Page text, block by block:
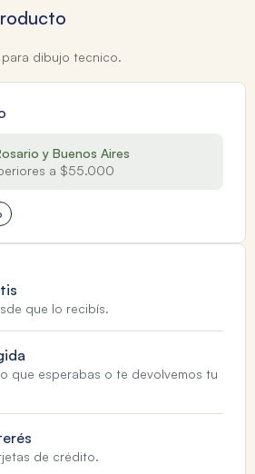
dibujo tecnico.
y Buenos Aires
a $55.000
que lo recibís.
que esperabas o te devolvemos tu
de crédito.